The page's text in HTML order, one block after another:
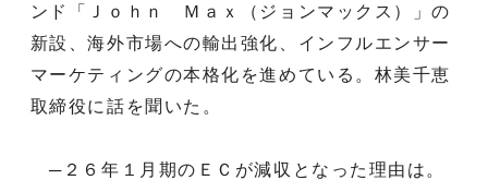
ンド「Ｊｏｈｎ Ｍａｘ（ジョンマックス）」の
新設、海外市場への輸出強化、インフルエンサー
マーケティングの本格化を進めている。林美千恵
取締役に話を聞いた。
─２６年１月期のＥＣが減収となった理由は。